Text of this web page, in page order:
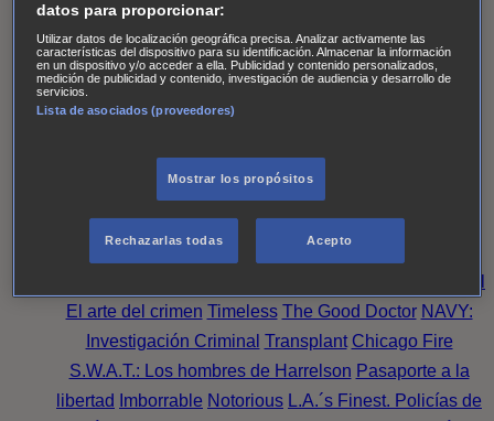
de personas desaparecidas
Ladrón de guante blanco Hannibal Daños y Perjuicios
AXN Masters of Sex Three PinesAccused CarterAlice
Nevers Crossing Lines
Magpie Murders Blindspot Coyote
Noche Wild Bill Mentes Criminales Candice Renoir
Annika
El arte del crimen Timeless The Good Doctor NAVY:
Investigación Criminal Transplant Chicago Fire
S.W.A.T.: Los hombres de Harrelson Pasaporte a la
libertad
Imborrable Notorious L.A.´s Finest. Policías de
datos para proporcionar:
Utilizar datos de localización geográfica precisa. Analizar activamente las
características del dispositivo para su identificación. Almacenar la información
en un dispositivo y/o acceder a ella. Publicidad y contenido personalizados,
medición de publicidad y contenido, investigación de audiencia y desarrollo de
servicios.
Lista de asociados (proveedores)
Mostrar los propósitos
Rechazarlas todas Acepto